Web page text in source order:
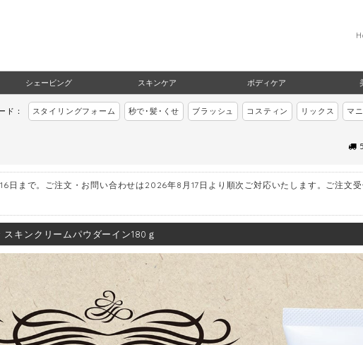
シェービング スキンケア ボディケア
ド： スタイリングフォーム 秒で･髪･くせ ブラッシュ コスティン リックス マ
日まで。ご注文・お問い合わせは2026年8月17日より順次ご対応いたします。ご注文
スキンクリームパウダーイン180ｇ